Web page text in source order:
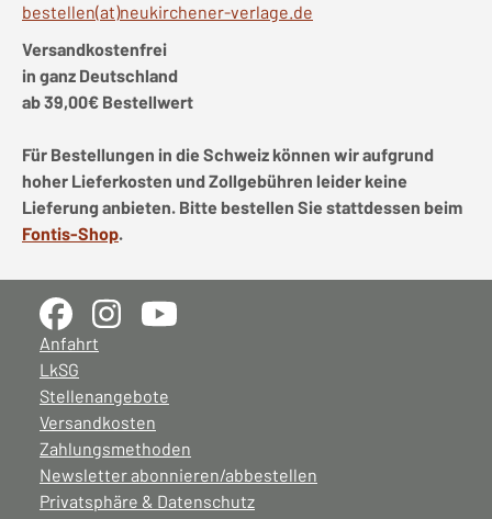
bestellen(at)neukirchener-verlage.de
Versandkostenfrei
in ganz Deutschland
ab 39,00€ Bestellwert
Für Bestellungen in die Schweiz können wir aufgrund
hoher Lieferkosten und Zollgebühren leider keine
Lieferung anbieten. Bitte bestellen Sie stattdessen beim
Fontis-Shop.
Anfahrt
LkSG
Stellenangebote
Versandkosten
Zahlungsmethoden
Newsletter abonnieren/abbestellen
Privatsphäre & Datenschutz